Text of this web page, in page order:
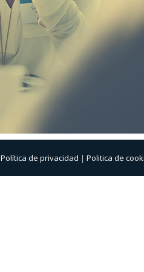
Política de privacidad | Politica de